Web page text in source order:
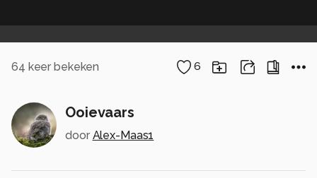
64 keer bekeken 6
Ooievaars
door Alex-Maas1